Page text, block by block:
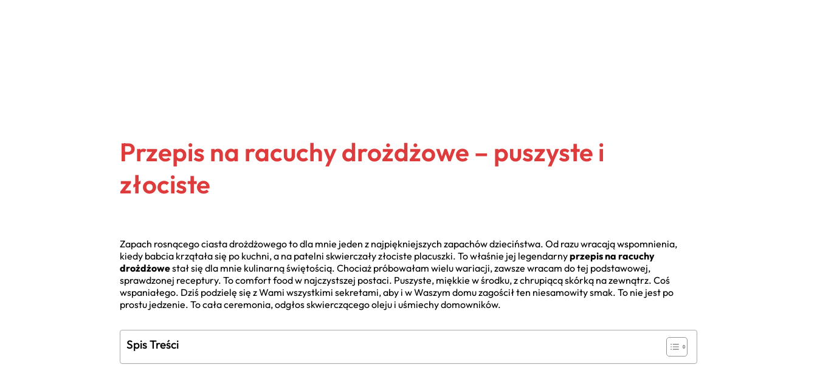
Przepis na racuchy drożdżowe – puszyste i
złociste
Zapach rosnącego ciasta drożdżowego to dla mnie jeden z najpiękniejszych zapachów dzieciństwa. Od razu wracają wspomnienia,
kiedy babcia krzątała się po kuchni, a na patelni skwierczały złociste placuszki. To właśnie jej legendarnyprzepis na racuchy
drożdżowestał się dla mnie kulinarną świętością. Chociaż próbowałam wielu wariacji, zawsze wracam do tej podstawowej,
sprawdzonej receptury. To comfort food w najczystszej postaci. Puszyste, miękkie w środku, z chrupiącą skórką na zewnątrz. Coś
wspaniałego. Dziś podzielę się z Wami wszystkimi sekretami, aby i w Waszym domu zagościł ten niesamowity smak. To nie jest po
prostu jedzenie. To cała ceremonia, odgłos skwierczącego oleju i uśmiechy domowników.
Spis Treści